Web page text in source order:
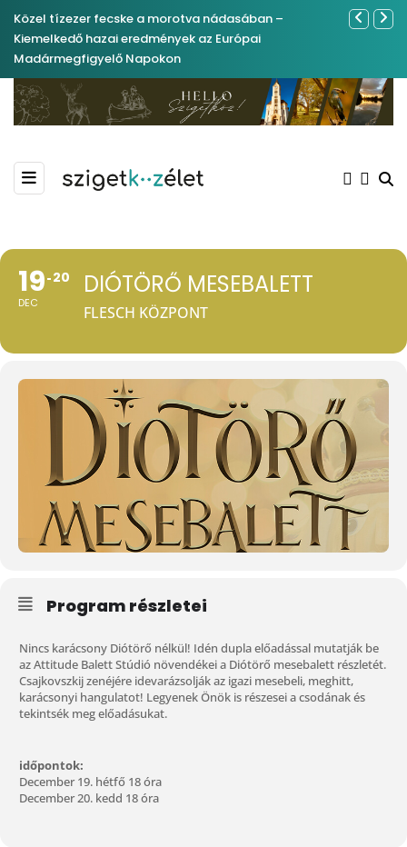
a morotva nádasában –
eredmények az Európai
Napokon
Ferenc József és József
nemrégiben Kázmérra
19
DEC
20 DIÓTÖRŐ MESEBALETT
FLESCH KÖZPONT
Program részletei
Nincs karácsony Diótörő nélkül! Idén dupla előadással mutatják be
az Attitude Balett Stúdió növendékei a Diótörő mesebalett részletét.
Csajkovszkij zenéjére idevarázsolják az igazi mesebeli, meghitt,
karácsonyi hangulatot! Legyenek Önök is részesei a csodának és
tekintsék meg előadásukat.
időpontok:
December 19. hétfő 18 óra
December 20. kedd 18 óra